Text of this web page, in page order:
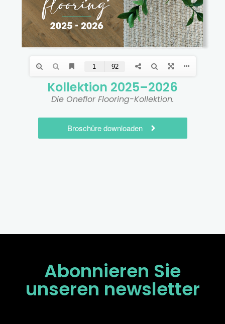
Kollektion 2025–2026
Die Oneflor Flooring-Kollektion.
Broschüre downloaden
Abonnieren Sie
unseren newsletter